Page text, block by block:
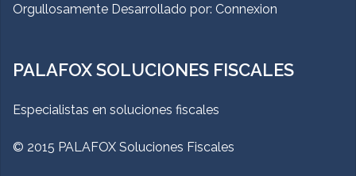
Orgullosamente Desarrollado por: Connexion
PALAFOX SOLUCIONES FISCALES
Especialistas en soluciones fiscales
© 2015 PALAFOX Soluciones Fiscales